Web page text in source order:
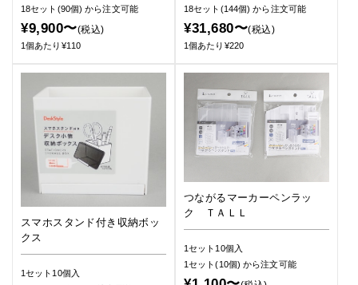
18セット(90個)から注文可能
¥9,900〜(税込)
1個あたり¥110
18セット(144個)から注文可能
¥31,680〜(税込)
1個あたり¥220
スマホスタンド付き収納ボッ
クス
1セット10個入
つながるマーカーペンラッ
ク ＴＡＬＬ
1セット10個入
1セット(10個)から注文可能